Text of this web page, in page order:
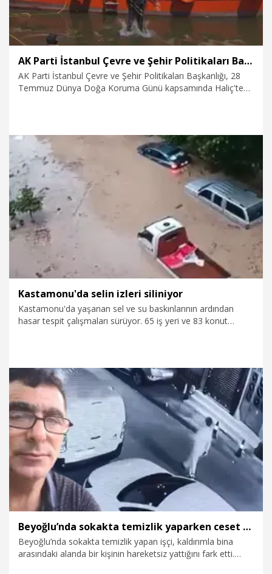
AK Parti İstanbul Çevre ve Şehir Politikaları Başkanlığı'ndan çevre kirliliği farkındalığı etkinliği
AK Parti İstanbul Çevre ve Şehir Politikaları Başkanlığı, 28
Temmuz Dünya Doğa Koruma Günü kapsamında Haliç'te
28.07.2026 Politika
Kastamonu'da selin izleri siliniyor
Kastamonu'da yaşanan sel ve su baskınlarının ardından
hasar tespit çalışmaları sürüyor. 65 iş yeri ve 83 konut
28.07.2026
Beyoğlu’nda sokakta temizlik yaparken ceset buldu: Boynunun kırıldığı ortaya çıktı
Beyoğlu’nda sokakta temizlik yapan işçi, kaldırımla bina
arasındaki alanda bir kişinin hareketsiz yattığını fark etti.